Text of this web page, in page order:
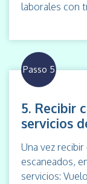
laborales con
Passo 5
5. Recibir
servicios
Una vez
escaneados,
servicios: